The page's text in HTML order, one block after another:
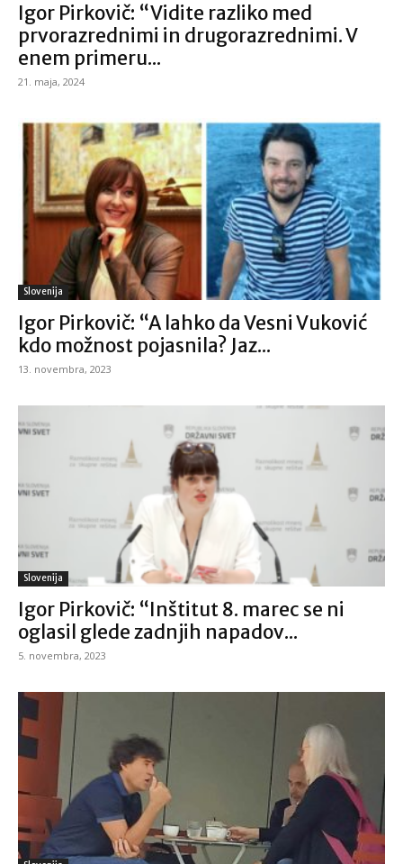
Igor Pirkovič: “Vidite razliko med
prvorazrednimi in drugorazrednimi. V
enem primeru...
21. maja, 2024
Slovenija
Igor Pirkovič: “A lahko da Vesni Vuković
kdo možnost pojasnila? Jaz...
13. novembra, 2023
Slovenija
Igor Pirkovič: “Inštitut 8. marec se ni
oglasil glede zadnjih napadov...
5. novembra, 2023